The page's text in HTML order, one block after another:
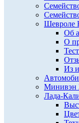
Шевроле
Об
О
Из
Минивэн
Лада-